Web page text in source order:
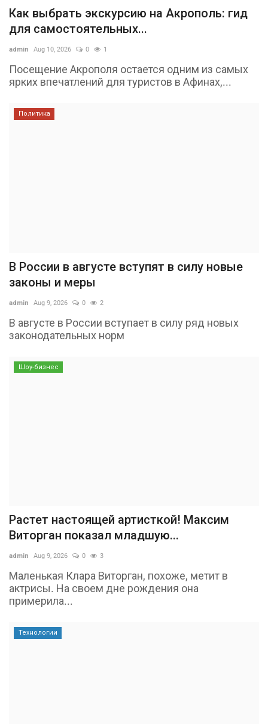
Как выбрать экскурсию на Акрополь: гид
для самостоятельных...
admin Aug 10, 2026 0 1
Посещение Акрополя остается одним из самых
ярких впечатлений для туристов в Афинах,...
Политика
В России в августе вступят в силу новые
законы и меры
admin Aug 9, 2026 0 2
В августе в России вступает в силу ряд новых
законодательных норм
Шоу-бизнес
Растет настоящей артисткой! Максим
Виторган показал младшую...
admin Aug 9, 2026 0 3
Маленькая Клара Виторган, похоже, метит в
актрисы. На своем дне рождения она
примерила...
Технологии